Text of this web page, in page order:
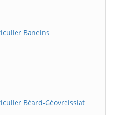
Baneins
Béard-Géovreissiat